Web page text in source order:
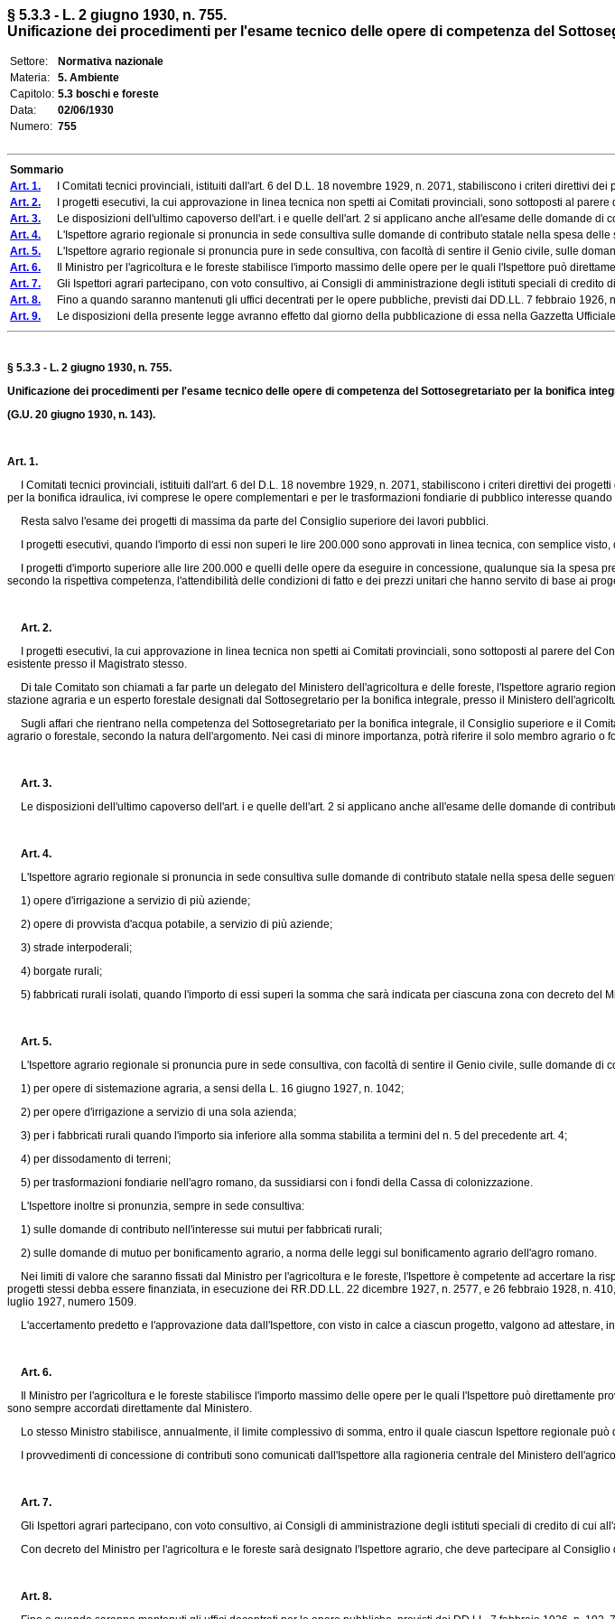
§ 5.3.3 - L. 2 giugno 1930, n. 755.
Unificazione dei procedimenti per l'esame tecnico delle opere di competenza del
Settore:
Normativa nazionale
Materia:
5. Ambiente
Capitolo: 5.3 boschi e foreste
Data:
02/06/1930
Numero: 755
Sommario
Art. 1. I Comitati tecnici provinciali, istituiti dall'art. 6 del D.L. 18 novembre 1929, n. 2071, stabiliscono i criteri direttivi dei
Art. 2. I progetti esecutivi, la cui approvazione in linea tecnica non spetti ai Comitati provinciali, sono sottoposti al
Art. 3. Le disposizioni dell'ultimo capoverso dell'art. i e quelle dell'art. 2 si applicano anche all'esame delle domande di
Art. 4. L'Ispettore agrario regionale si pronuncia in sede consultiva sulle domande di contributo statale nella spesa
Art. 5. L'Ispettore agrario regionale si pronuncia pure in sede consultiva, con facoltà di sentire il Genio civile, sulle
Art. 6. Il Ministro per l'agricoltura e le foreste stabilisce l'importo massimo delle opere per le quali l'Ispettore può
Art. 7. Gli Ispettori agrari partecipano, con voto consultivo, ai Consigli di amministrazione degli istituti speciali di credito
Art. 8. Fino a quando saranno mantenuti gli uffici decentrati per le opere pubbliche, previsti dai DD.LL. 7 febbraio 1926,
Art. 9. Le disposizioni della presente legge avranno effetto dal giorno della pubblicazione di essa nella Gazzetta
§ 5.3.3 - L. 2 giugno 1930, n. 755.
Unificazione dei procedimenti per l'esame tecnico delle opere di competenza del Sottosegretariato per la bonifica
(G.U. 20 giugno 1930, n. 143).
Art. 1.
I Comitati tecnici provinciali, istituiti dall'art. 6 del
D.L. 18 novembre 1929, n. 2071, stabiliscono i criteri direttivi dei
per la bonifica idraulica, ivi comprese le opere complementari e per le trasformazioni fondiarie di pubblico interesse
Resta salvo l'esame dei progetti di massima da parte del Consiglio superiore dei lavori pubblici.
I progetti esecutivi, quando l'importo di essi non superi le lire 200.000 sono approvati in linea tecnica, con semplice
I progetti d'importo superiore alle lire 200.000 e quelli delle opere da eseguire in concessione, qualunque sia la spesa
secondo la rispettiva competenza, l'attendibilità delle condizioni di fatto e dei prezzi unitari che hanno servito di base ai
Art. 2.
I progetti esecutivi, la cui approvazione in linea tecnica non spetti ai Comitati provinciali, sono sottoposti al parere del
esistente presso il Magistrato stesso.
Di tale Comitato son chiamati a far parte un delegato del Ministero dell'agricoltura e delle foreste, l'Ispettore agrario
stazione agraria e un esperto forestale designati dal Sottosegretario per la bonifica integrale, presso il Ministero
Sugli affari che rientrano nella competenza del Sottosegretariato per la bonifica integrale, il Consiglio superiore e il
agrario o forestale, secondo la natura dell'argomento. Nei casi di minore importanza, potrà riferire il solo membro agrario o
Art. 3.
Le disposizioni dell'ultimo capoverso dell'art. i e quelle dell'art. 2 si applicano anche all'esame delle domande di
Art. 4.
L'Ispettore agrario regionale si pronuncia in sede consultiva sulle domande di contributo statale nella spesa delle
1) opere d'irrigazione a servizio di più aziende;
2) opere di provvista d'acqua potabile, a servizio di più aziende;
3) strade interpoderali;
4) borgate rurali;
5) fabbricati rurali isolati, quando l'importo di essi superi la somma che sarà indicata per ciascuna zona con decreto del
Art. 5.
L'Ispettore agrario regionale si pronuncia pure in sede consultiva, con facoltà di sentire il Genio civile, sulle domande di
1) per opere di sistemazione agraria, a sensi della L. 16 giugno 1927, n. 1042;
2) per opere d'irrigazione a servizio di una sola azienda;
3) per i fabbricati rurali quando l'importo sia inferiore alla somma stabilita a termini del n. 5 del precedente art. 4;
4) per dissodamento di terreni;
5) per trasformazioni fondiarie nell'agro romano, da sussidiarsi con i fondi della Cassa di colonizzazione.
L'Ispettore inoltre si pronunzia, sempre in sede consultiva:
1) sulle domande di contributo nell'interesse sui mutui per fabbricati rurali;
2) sulle domande di mutuo per bonificamento agrario, a norma delle leggi sul bonificamento agrario dell'agro romano.
Nei limiti di valore che saranno fissati dal Ministro per l'agricoltura e le foreste, l'Ispettore è competente ad accertare la
progetti stessi debba essere finanziata, in esecuzione dei RR.DD.LL. 22 dicembre 1927, n. 2577, e 26 febbraio 1928, n.
luglio 1927, numero 1509.
L'accertamento predetto e l'approvazione data dall'Ispettore, con visto in calce a ciascun progetto, valgono ad
Art. 6.
Il Ministro per l'agricoltura e le foreste stabilisce l'importo massimo delle opere per le quali l'Ispettore può direttamente
sono sempre accordati direttamente dal Ministero.
Lo stesso Ministro stabilisce, annualmente, il limite complessivo di somma, entro il quale ciascun Ispettore regionale
I provvedimenti di concessione di contributi sono comunicati dall'Ispettore alla ragioneria centrale del Ministero
Art. 7.
Gli Ispettori agrari partecipano, con voto consultivo, ai Consigli di amministrazione degli istituti speciali di credito di cui
Con decreto del Ministro per l'agricoltura e le foreste sarà designato l'Ispettore agrario, che deve partecipare al
Art. 8.